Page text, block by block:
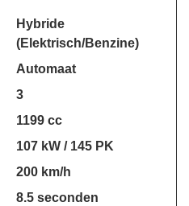
Hybride
(Elektrisch/Benzine)
Automaat
3
1199 cc
107 kW / 145 PK
200 km/h
8.5 seconden